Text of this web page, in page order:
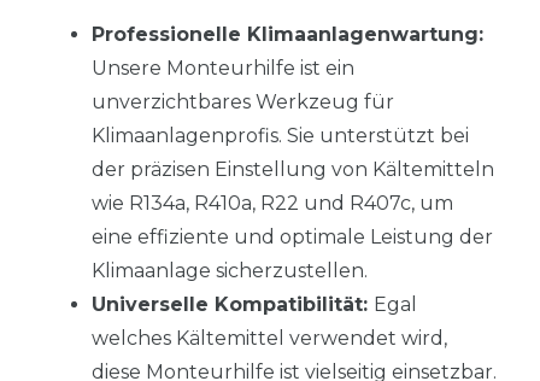
Professionelle Klimaanlagenwartung:
Unsere Monteurhilfe ist ein
unverzichtbares Werkzeug für
Klimaanlagenprofis. Sie unterstützt bei
der präzisen Einstellung von Kältemitteln
wie R134a, R410a, R22 und R407c, um
eine effiziente und optimale Leistung der
Klimaanlage sicherzustellen.
Universelle Kompatibilität: Egal
welches Kältemittel verwendet wird,
diese Monteurhilfe ist vielseitig einsetzbar.